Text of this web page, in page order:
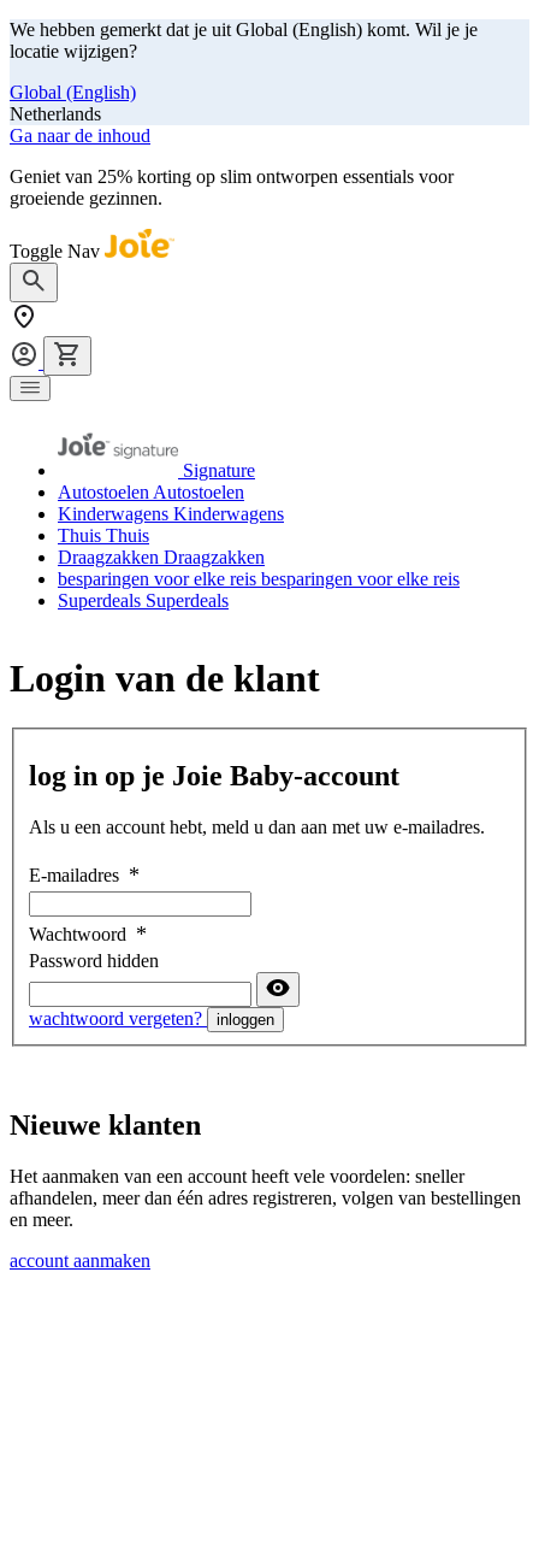
We hebben gemerkt dat je uit Global (English) komt. Wil je je
locatie wijzigen?
Global (English)
Netherlands
Ga naar de inhoud
Geniet van 25% korting op slim ontworpen essentials voor
groeiende gezinnen.
Toggle Nav
Signature
Autostoelen Autostoelen
Kinderwagens Kinderwagens
Thuis Thuis
Draagzakken Draagzakken
besparingen voor elke reis besparingen voor elke reis
Superdeals Superdeals
Login van de klant
log in op je Joie Baby-account
Als u een account hebt, meld u dan aan met uw e-mailadres.
E-mailadres
Wachtwoord
Password hidden
wachtwoord vergeten? inloggen
Nieuwe klanten
Het aanmaken van een account heeft vele voordelen: sneller
afhandelen, meer dan één adres registreren, volgen van bestellingen
en meer.
account aanmaken